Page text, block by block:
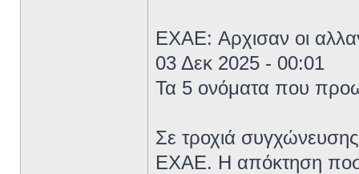
EXAE: Αρχισαν οι
03 Δεκ 2025 - 00:01
Τα 5 ονόματα που
Σε τροχιά
ΕΧΑΕ. Η απόκτηση